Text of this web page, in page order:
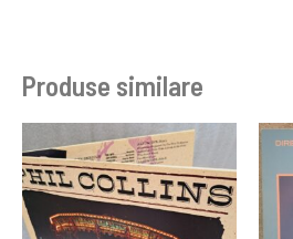
Produse similare